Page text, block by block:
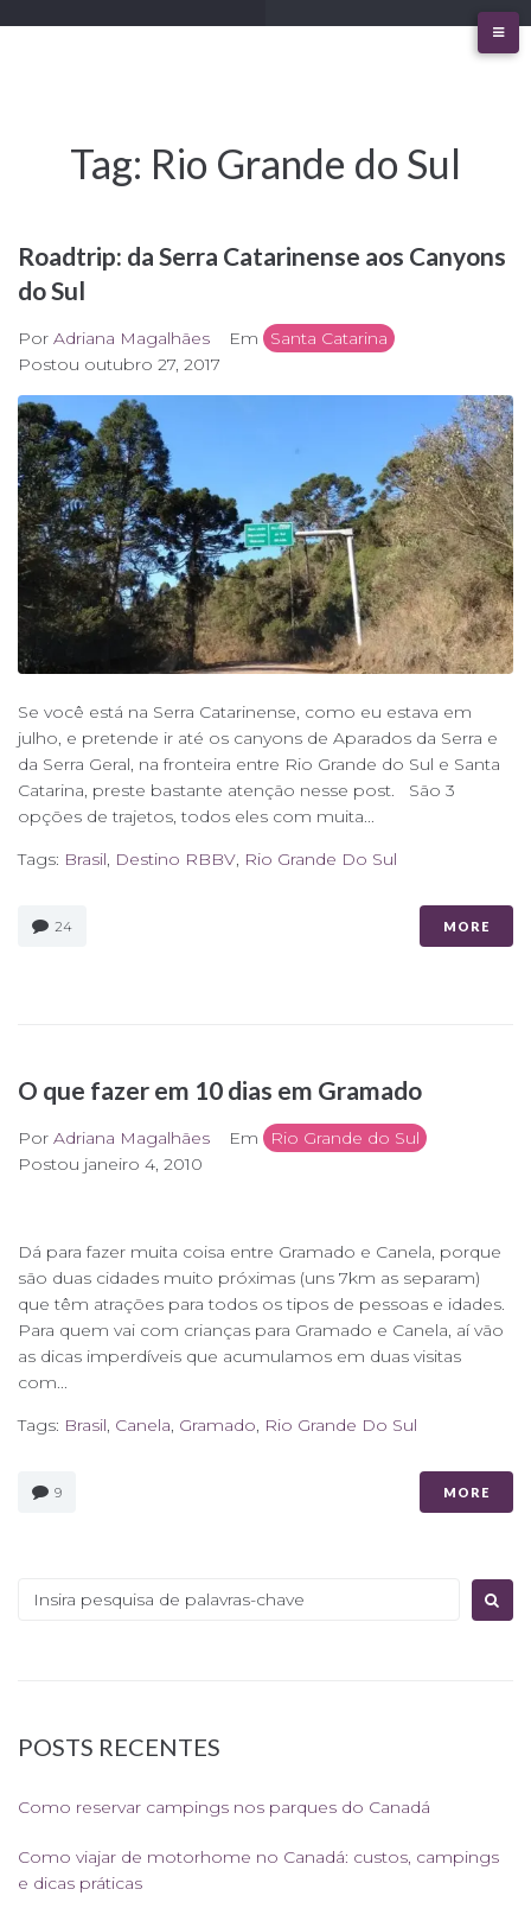
Tag: Rio Grande do Sul
Roadtrip: da Serra Catarinense aos Canyons
do Sul
Por Adriana Magalhães Em
Santa Catarina
Postou outubro 27, 2017
Se você está na Serra Catarinense, como eu estava em
julho, e pretende ir até os canyons de Aparados da Serra e
da Serra Geral, na fronteira entre Rio Grande do Sul e Santa
Catarina, preste bastante atenção nesse post. São 3
opções de trajetos, todos eles com muita...
Tags: Brasil, Destino RBBV, Rio Grande Do Sul
24 MORE
O que fazer em 10 dias em Gramado
Por Adriana Magalhães Em
Rio Grande do Sul
Postou janeiro 4, 2010
Dá para fazer muita coisa entre Gramado e Canela, porque
são duas cidades muito próximas (uns 7km as separam)
que têm atrações para todos os tipos de pessoas e idades.
Para quem vai com crianças para Gramado e Canela, aí vão
as dicas imperdíveis que acumulamos em duas visitas
com...
Tags: Brasil, Canela, Gramado, Rio Grande Do Sul
9 MORE
Procurar:
POSTS RECENTES
Como reservar campings nos parques do Canadá
Como viajar de motorhome no Canadá: custos, campings
e dicas práticas